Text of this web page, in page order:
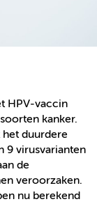
HPV-vaccin
kanker.
duurdere
9 virusvarianten
de
veroorzaken.
nu berekend